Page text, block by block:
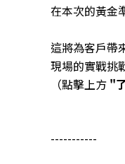
在本次的黃金
這將為客戶帶
現場的實戰挑
（點擊上方 "
-----------